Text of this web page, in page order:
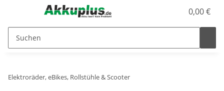
0,00 €
Elektroräder, eBikes, Rollstühle & Scooter